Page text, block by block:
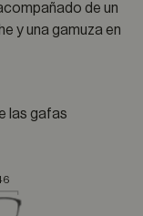
de un
y una gamuza en
las gafas